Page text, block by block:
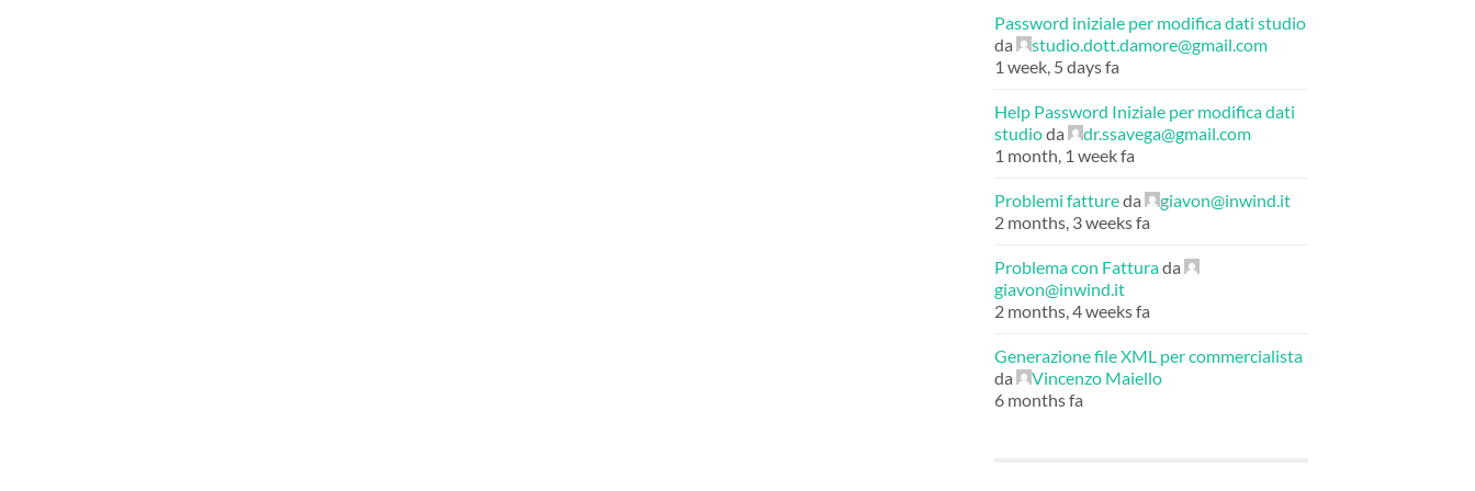
Password iniziale per modifica dati studio
da
studio.dott.damore@gmail.com
1 week, 5 days fa
Help Password Iniziale per modifica dati
studioda
dr.ssavega@gmail.com
1 month, 1 week fa
Problemi fattureda
giavon@inwind.it
2 months, 3 weeks fa
Problema con Fatturada
giavon@inwind.it
2 months, 4 weeks fa
Generazione file XML per commercialista
da
Vincenzo Maiello
6 months fa